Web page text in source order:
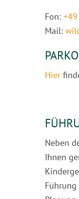
Fon:
Mail:
Hier
Neben
Ihnen